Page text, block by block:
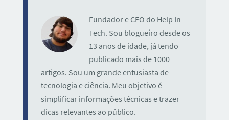
Fundador e CEO do Help In
Tech. Sou blogueiro desde os
13 anos de idade, já tendo
publicado mais de 1000
artigos. Sou um grande entusiasta de
tecnologia e ciência. Meu objetivo é
simplificar informações técnicas e trazer
dicas relevantes ao público.